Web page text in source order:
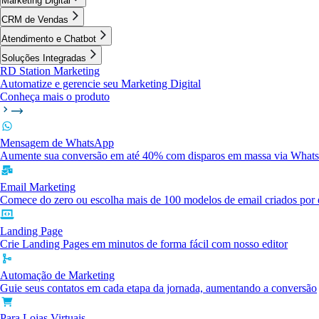
CRM de Vendas
Atendimento e Chatbot
Soluções Integradas
RD Station Marketing
Automatize e gerencie seu Marketing Digital
Conheça mais o produto
Mensagem de WhatsApp
Aumente sua conversão em até 40% com disparos em massa via
Email Marketing
Comece do zero ou escolha mais de 100 modelos de email criados por
Landing Page
Crie Landing Pages em minutos de forma fácil com nosso editor
Automação de Marketing
Guie seus contatos em cada etapa da jornada, aumentando a conversão